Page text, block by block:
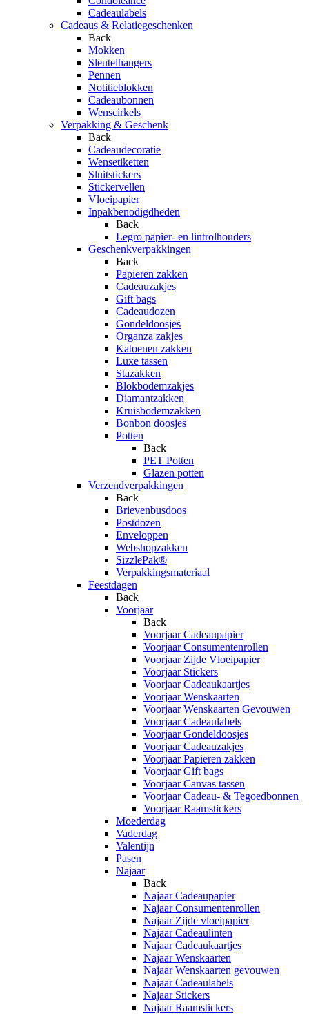
Cadeaulabels
Cadeaus & Relatiegeschenken
Back
Mokken
Sleutelhangers
Pennen
Notitieblokken
Cadeaubonnen
Wenscirkels
Verpakking & Geschenk
Back
Cadeaudecoratie
Wensetiketten
Sluitstickers
Stickervellen
Vloeipapier
Inpakbenodigdheden
Back
Legro papier- en lintrolhouders
Geschenkverpakkingen
Back
Papieren zakken
Cadeauzakjes
Gift bags
Cadeaudozen
Gondeldoosjes
Organza zakjes
Katoenen zakken
Luxe tassen
Stazakken
Blokbodemzakjes
Diamantzakken
Kruisbodemzakken
Bonbon doosjes
Potten
Back
PET Potten
Glazen potten
Verzendverpakkingen
Back
Brievenbusdoos
Postdozen
Enveloppen
Webshopzakken
SizzlePak®
Verpakkingsmateriaal
Feestdagen
Back
Voorjaar
Back
Voorjaar Cadeaupapier
Voorjaar Consumentenrollen
Voorjaar Zijde Vloeipapier
Voorjaar Stickers
Voorjaar Cadeaukaartjes
Voorjaar Wenskaarten
Voorjaar Wenskaarten Gevouwen
Voorjaar Cadeaulabels
Voorjaar Gondeldoosjes
Voorjaar Cadeauzakjes
Voorjaar Papieren zakken
Voorjaar Gift bags
Voorjaar Canvas tassen
Voorjaar Cadeau- & Tegoedbonnen
Voorjaar Raamstickers
Moederdag
Vaderdag
Valentijn
Pasen
Najaar
Back
Najaar Cadeaupapier
Najaar Consumentenrollen
Najaar Zijde vloeipapier
Najaar Cadeaulinten
Najaar Cadeaukaartjes
Najaar Wenskaarten
Najaar Wenskaarten gevouwen
Najaar Cadeaulabels
Najaar Stickers
Najaar Raamstickers